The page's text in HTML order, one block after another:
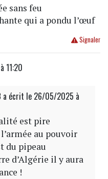
sans feu
qui a pondu l’œuf
Signaler
11:20
a écrit le 26/05/2025 à
est pire
au pouvoir
du pipeau
d’Algérie il y aura
!